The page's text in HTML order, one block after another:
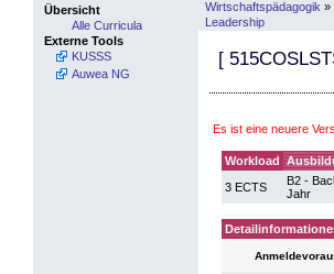
Übersicht
Alle Curricula
Externe Tools
KUSSS
Auwea NG
Wirtschaftspädagogik »
Leadership
[
Es ist eine neuere
Workload
3 ECTS
B2 -
Jahr